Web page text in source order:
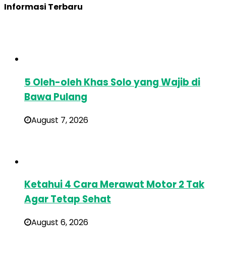
Informasi Terbaru
5 Oleh-oleh Khas Solo yang Wajib di
Bawa Pulang
August 7, 2026
Ketahui 4 Cara Merawat Motor 2 Tak
Agar Tetap Sehat
August 6, 2026